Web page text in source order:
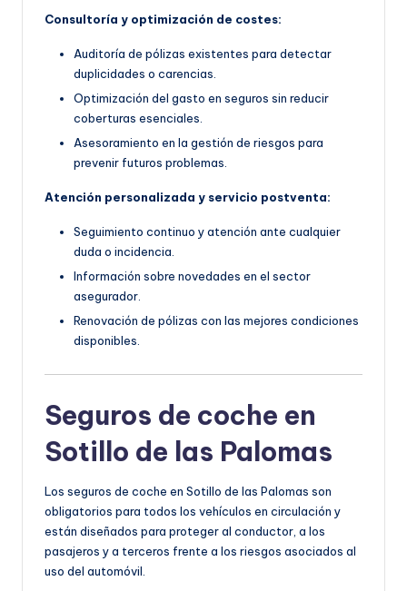
Consultoría y optimización de costes:
Auditoría de pólizas existentes para detectar
duplicidades o carencias.
Optimización del gasto en seguros sin reducir
coberturas esenciales.
Asesoramiento en la gestión de riesgos para
prevenir futuros problemas.
Atención personalizada y servicio postventa:
Seguimiento continuo y atención ante cualquier
duda o incidencia.
Información sobre novedades en el sector
asegurador.
Renovación de pólizas con las mejores condiciones
disponibles.
Seguros de coche en
Sotillo de las Palomas
Los seguros de coche en Sotillo de las Palomas son
obligatorios para todos los vehículos en circulación y
están diseñados para proteger al conductor, a los
pasajeros y a terceros frente a los riesgos asociados al
uso del automóvil.